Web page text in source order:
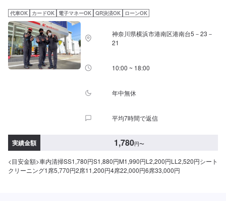
代車OK カードOK 電子マネーOK QR決済OK ローンOK
神奈川県横浜市港南区港南台5－23－
21
10:00 ~ 18:00
年中無休
平均7時間で返信
実績金額 1,780円〜
<目安金額>車内清掃SS1,780円S1,880円M1,990円L2,200円LL2,520円シート
クリーニング1席5,770円2席11,200円4席22,000円6席33,000円